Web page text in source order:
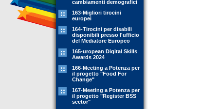
cambiamenti demografici
163-Migliori tirocini
europei
164-Tirocini per disabili
disponibili presso l'ufficio
del Mediatore Europeo
165-uropean Digital Skills
Awards 2024
166-Meeting a Potenza per
il progetto "Food For
Change"
167-Meeting a Potenza per
il progetto "Register BSS
sector"